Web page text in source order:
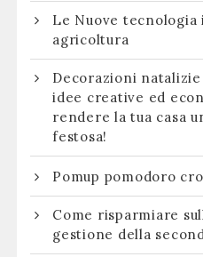
Le Nuove tecnologia
agricoltura
Decorazioni
idee creative ed
rendere la tua casa
festosa!
Pomup pomodoro
Come risparmiare
gestione della